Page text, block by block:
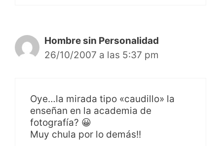
Hombre sin Personalidad
26/10/2007 a las 5:37 pm
Oye…la mirada tipo «caudillo» la
enseñan en la academia de
fotografía? 😀
Muy chula por lo demás!!